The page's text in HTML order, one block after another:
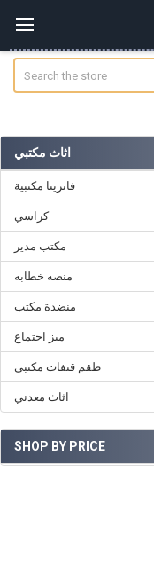
Sidebar
اثاث مكتبي
فاترينا مكتبية
كراسي
مكتب مدير
منصه خطابه
منضدة مكتب
ميز اجتماع
طقم قنفات مكتبي
اثاث معدني
SHOP BY PRICE